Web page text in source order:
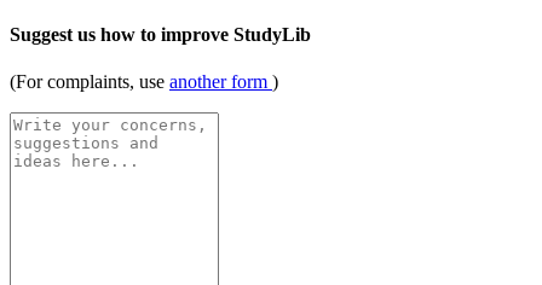
Suggest us how to improve StudyLib
(For complaints, use another form )